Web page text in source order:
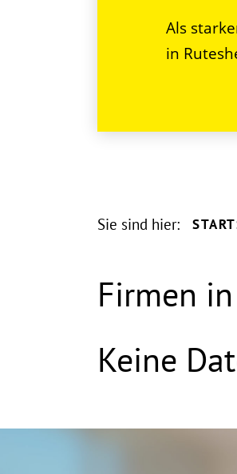
Als
in
Sie sind hier:
Firmen
Keine